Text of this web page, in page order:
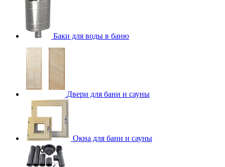
Баки для воды в баню
Двери для бани и сауны
Окна для бани и сауны